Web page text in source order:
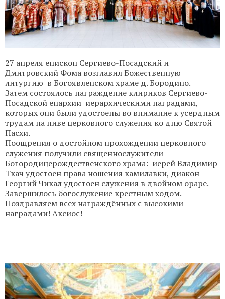
27 апреля епископ Сергиево-Посадский и
Дмитровский Фома возглавил Божественную
литургию в Богоявленском храме д. Бородино.
Затем состоялось награждение клириков Сергиево-
Посадской епархии иерархическими наградами,
которых они были удостоены во внимание к усердным
трудам на ниве церковного служения ко дню Святой
Пасхи.
Поощрения о достойном прохождении церковного
служения получили священнослужители
Богородицерождественского храма: иерей Владимир
Ткач удостоен права ношения камилавки, диакон
Георгий Чикал удостоен служения в двойном ораре.
Завершилось богослужение крестным ходом.
Поздравляем всех награждённых с высокими
наградами! Аксиос!